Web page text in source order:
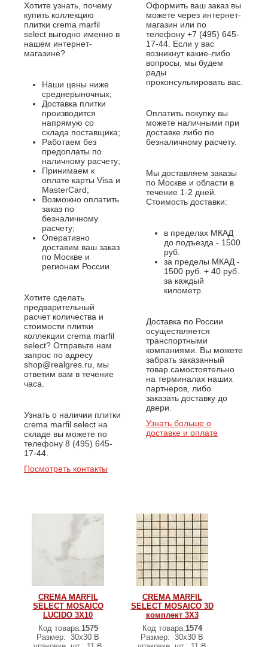
Хотите узнать, почему
купить коллекцию
плитки crema marfil
select выгодно именно в
нашем интернет-
магазине?
Наши цены ниже
среднерыночных;
Доставка плитки
производится
напрямую со
склада поставщика;
Работаем без
предоплаты по
наличному расчету;
Принимаем к
оплате карты Visa и
MasterCard;
Возможно оплатить
заказ по
безналичному
расчету;
Оперативно
доставим ваш заказ
по Москве и
регионам России.
Хотите сделать
предварительный
расчет количества и
стоимости плитки
коллекции crema marfil
select? Отправьте нам
запрос по адресу
shop@realgres.ru, мы
ответим вам в течение
часа.
Узнать о наличии плитки
crema marfil select на
складе вы можете по
телефону 8 (495) 645-
17-44.
Посмотреть контакты
Оформить ваш заказ вы
можете через интернет-
магазин или по
телефону +7 (495) 645-
17-44. Если у вас
возникнут какие-либо
вопросы, мы будем
рады
проконсультировать вас.
Оплатить покупку вы
можете наличными при
доставке либо по
безналичному расчету.
Мы доставляем заказы
по Москве и области в
течение 1-2 дней.
Стоимость доставки:
в пределах МКАД
до подъезда - 1500
руб.
за пределы МКАД -
1500 руб. + 40 руб.
за каждый
километр.
Доставка по России
осуществляется
транспортными
компаниями. Вы можете
забрать заказанный
товар самостоятельно
на терминалах наших
партнеров, либо
заказать доставку до
двери.
Узнать больше о
доставке и оплате
CREMA MARFIL
SELECT MOSAICO
LUCIDO 3X10
Код товара:1575
Размер: 30x30 В
CREMA MARFIL
SELECT MOSAICO 3D
комплект 3X3
Код товара:1574
Размер: 30x30 В